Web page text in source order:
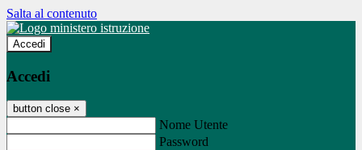
Salta al contenuto
Accedi
Accedi
button close ×
Nome Utente
Password